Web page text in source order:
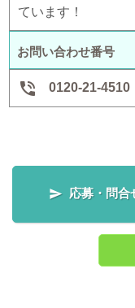
ています！
お問い合わせ番号
 0120-21-4510
 応募・問合